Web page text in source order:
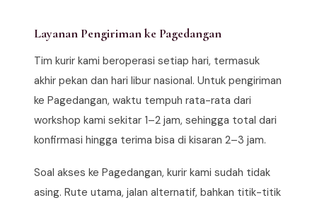
Layanan Pengiriman ke Pagedangan
Tim kurir kami beroperasi setiap hari, termasuk
akhir pekan dan hari libur nasional. Untuk pengiriman
ke Pagedangan, waktu tempuh rata-rata dari
workshop kami sekitar 1–2 jam, sehingga total dari
konfirmasi hingga terima bisa di kisaran 2–3 jam.
Soal akses ke Pagedangan, kurir kami sudah tidak
asing. Rute utama, jalan alternatif, bahkan titik-titik